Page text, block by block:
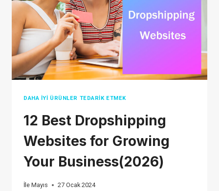
DAHA İYI ÜRÜNLER TEDARIK ETMEK
12 Best Dropshipping
Websites for Growing
Your Business(2026)
İle Mayıs 27 Ocak 2024